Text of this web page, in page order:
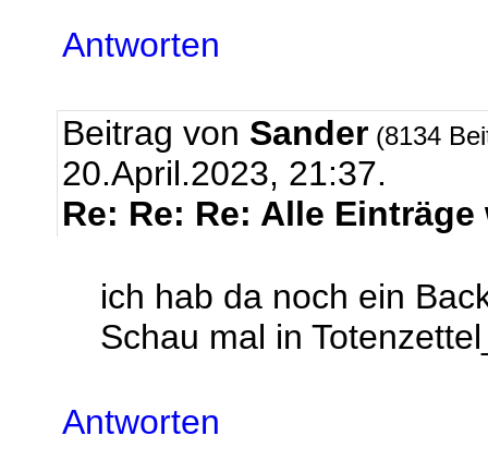
Antworten
Beitrag von Sander (8134
20.April.2023, 21:37.
Re: Re: Re: Alle Einträge
ich hab da noch ein
Schau mal in
Antworten